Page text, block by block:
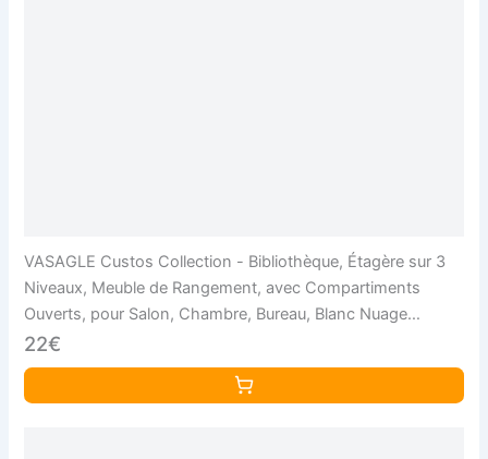
VASAGLE Custos Collection - Bibliothèque, Étagère sur 3
Niveaux, Meuble de Rangement, avec Compartiments
Ouverts, pour Salon, Chambre, Bureau, Blanc Nuage
LBC433W01
22€